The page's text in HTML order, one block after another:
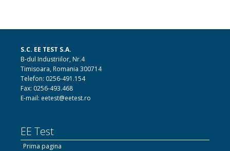
S.C. EE TEST S.A.
B-dul Industriilor, Nr.4
Timisoara, Romania 300714
Telefon: 0256-491.154
Fax: 0256-493.468
E-mail: eetest@eetest.ro
EE Test
Prima pagina